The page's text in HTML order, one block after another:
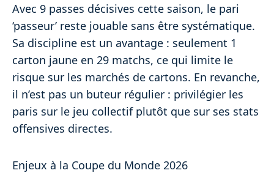
Avec 9 passes décisives cette saison, le pari
‘passeur’ reste jouable sans être systématique.
Sa discipline est un avantage : seulement 1
carton jaune en 29 matchs, ce qui limite le
risque sur les marchés de cartons. En revanche,
il n’est pas un buteur régulier : privilégier les
paris sur le jeu collectif plutôt que sur ses stats
offensives directes.
Enjeux à la Coupe du Monde 2026